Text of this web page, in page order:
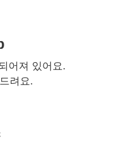
어져 있어요.
려요.